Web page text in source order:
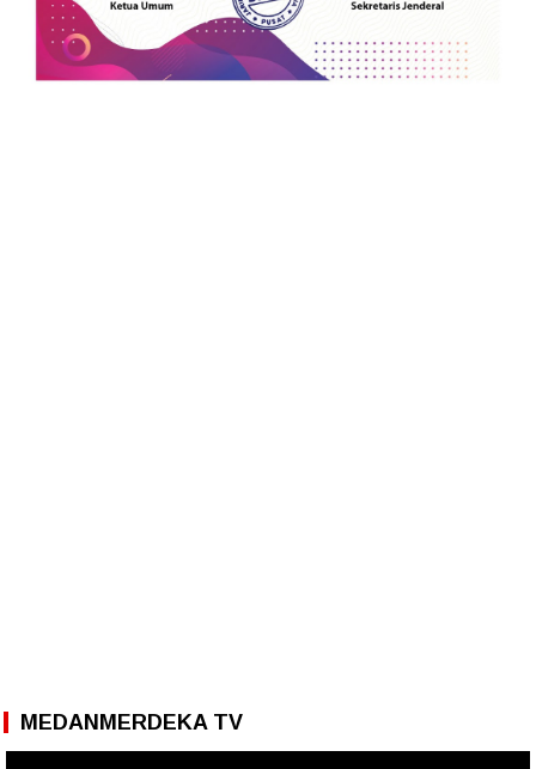
MEDANMERDEKA TV